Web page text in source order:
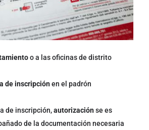
o a las oficinas de distrito
de inscripciónen el padrón
de inscripción,autorizaciónse es
de la documentación necesaria